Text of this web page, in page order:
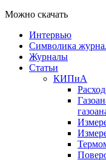
Можно скачать
Интервью
Символика
Журналы
Статьи
КИПиА